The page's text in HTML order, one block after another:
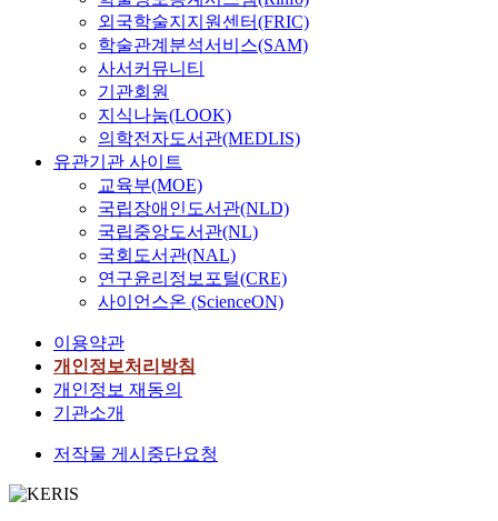
외국학술지지원센터(FRIC)
학술관계분석서비스(SAM)
사서커뮤니티
기관회원
지식나눔(LOOK)
의학전자도서관(MEDLIS)
유관기관 사이트
교육부(MOE)
국립장애인도서관(NLD)
국립중앙도서관(NL)
국회도서관(NAL)
연구윤리정보포털(CRE)
사이언스온 (ScienceON)
이용약관
개인정보처리방침
개인정보 재동의
기관소개
저작물 게시중단요청